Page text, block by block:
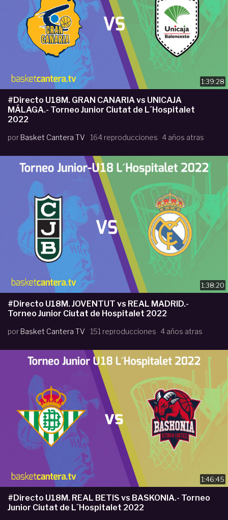
1:39:28
#Directo U18M. GRAN CANARIA vs UNICAJA
MÁLAGA.- Torneo Junior Ciutat de L´Hospitalet
2022
por Basket Cantera TV 164 reproducciones 4 años atras
1:38:20
#Directo U18M. JOVENTUT vs REAL MADRID.-
Torneo Junior Ciutat de Hospitalet 2022
por Basket Cantera TV 151 reproducciones 4 años atras
1:46:45
#Directo U18M. REAL BETIS vs BASKONIA.- Torneo
Junior Ciutat de L´Hospitalet 2022